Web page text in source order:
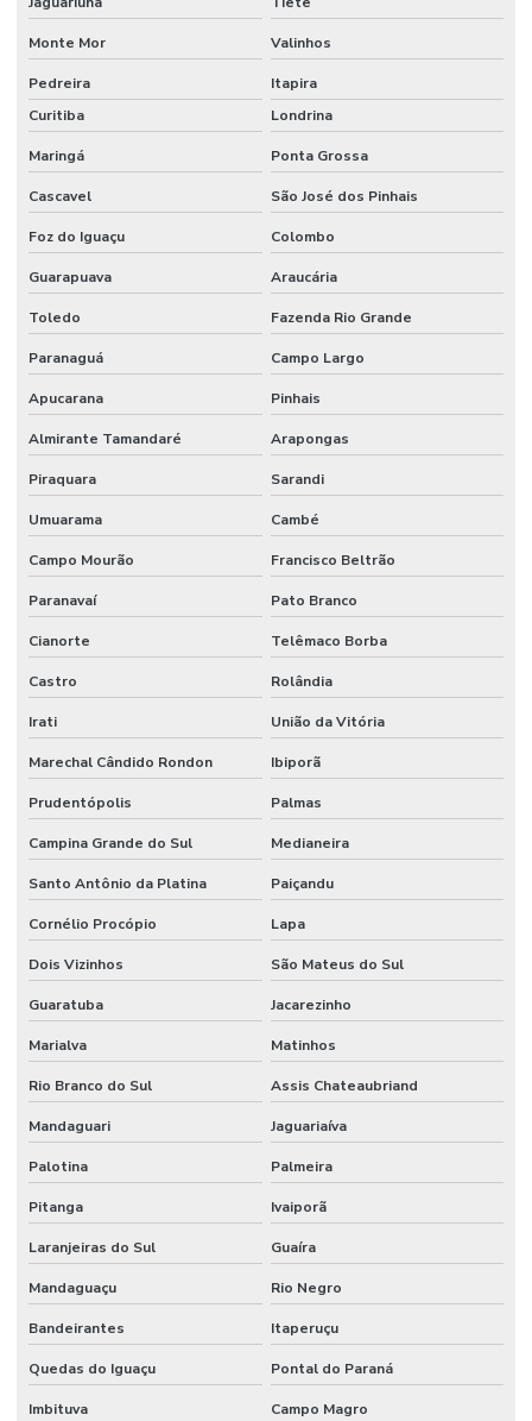
Monte Mor Valinhos
Pedreira
Itapira
Curitiba
Londrina
Maringá Ponta Grossa
Cascavel São José dos Pinhais
Foz do Iguaçu Colombo
Guarapuava Araucária
Toledo Fazenda Rio Grande
Paranaguá Campo Largo
Apucarana Pinhais
Almirante Tamandaré Arapongas
Piraquara Sarandi
Umuarama Cambé
Campo Mourão Francisco Beltrão
Paranavaí Pato Branco
Cianorte Telêmaco Borba
Castro Rolândia
Irati União da Vitória
Marechal Cândido Rondon Ibiporã
Prudentópolis Palmas
Campina Grande do Sul Medianeira
Santo Antônio da Platina Paiçandu
Cornélio Procópio Lapa
Dois Vizinhos São Mateus do Sul
Guaratuba Jacarezinho
Marialva Matinhos
Rio Branco do Sul Assis Chateaubriand
Mandaguari Jaguariaíva
Palotina Palmeira
Pitanga Ivaiporã
Laranjeiras do Sul Guaíra
Mandaguaçu Rio Negro
Bandeirantes Itaperuçu
Quedas do Iguaçu Pontal do Paraná
Imbituva Campo Magro